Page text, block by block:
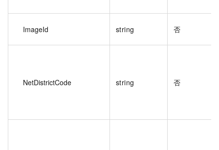
ImageId string 否
NetDistrictCode string 否